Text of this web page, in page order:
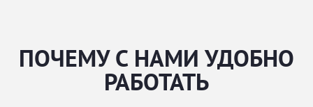
ПОЧЕМУ С НАМИ УДОБНО
РАБОТАТЬ